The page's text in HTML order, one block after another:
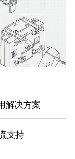
解决方案
支持